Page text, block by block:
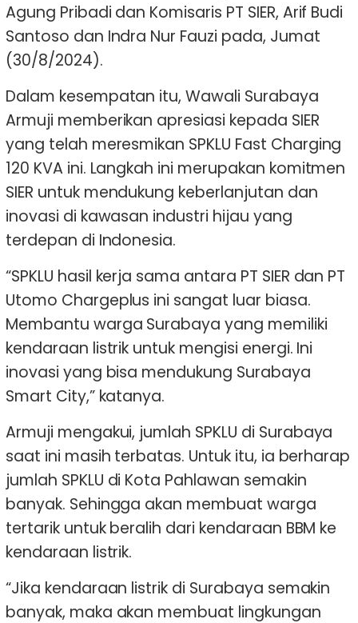
Agung Pribadi dan Komisaris PT SIER, Arif Budi
Santoso dan Indra Nur Fauzi pada, Jumat
(30/8/2024).
Dalam kesempatan itu, Wawali Surabaya
Armuji memberikan apresiasi kepada SIER
yang telah meresmikan SPKLU Fast Charging
120 KVA ini. Langkah ini merupakan komitmen
SIER untuk mendukung keberlanjutan dan
inovasi di kawasan industri hijau yang
terdepan di Indonesia.
“SPKLU hasil kerja sama antara PT SIER dan PT
Utomo Chargeplus ini sangat luar biasa.
Membantu warga Surabaya yang memiliki
kendaraan listrik untuk mengisi energi. Ini
inovasi yang bisa mendukung Surabaya
Smart City,” katanya.
Armuji mengakui, jumlah SPKLU di Surabaya
saat ini masih terbatas. Untuk itu, ia berharap
jumlah SPKLU di Kota Pahlawan semakin
banyak. Sehingga akan membuat warga
tertarik untuk beralih dari kendaraan BBM ke
kendaraan listrik.
“Jika kendaraan listrik di Surabaya semakin
banyak, maka akan membuat lingkungan